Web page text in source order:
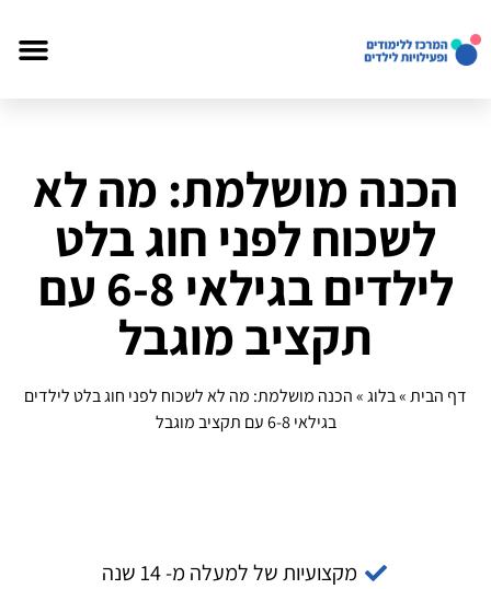
הכנה מושלמת: מה לא
לשכוח לפני חוג בלט
לילדים בגילאי 6-8 עם
תקציב מוגבל
דף הבית»בלוג»הכנה מושלמת: מה לא לשכוח לפני חוג בלט לילדים
בגילאי 6-8 עם תקציב מוגבל
מקצועיות של למעלה מ- 14 שנה